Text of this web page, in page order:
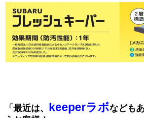
「最近は、 keeperラボなども